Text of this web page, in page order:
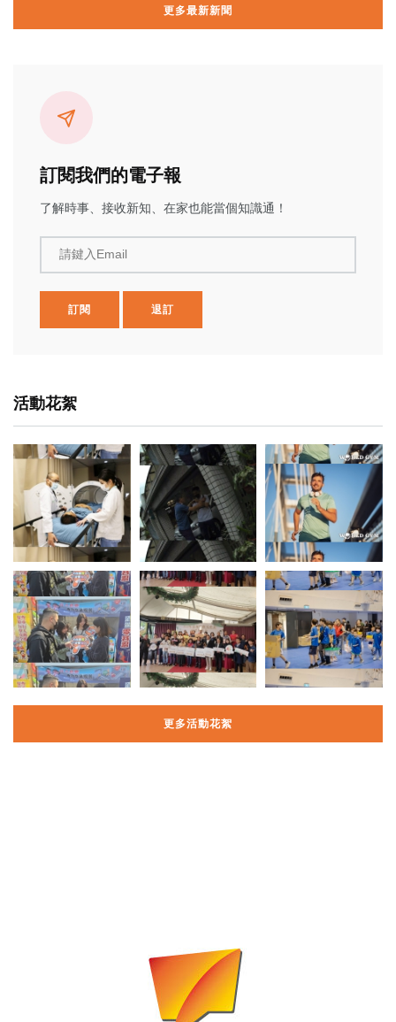
更多最新新聞
訂閱我們的電子報
了解時事、接收新知、在家也能當個知識通！
請鍵入Email
訂閱 退訂
活動花絮
更多活動花絮